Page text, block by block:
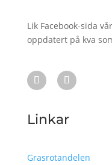
Lik Facebook-sida vår
oppdatert på kva
Linkar
Grasrotandelen